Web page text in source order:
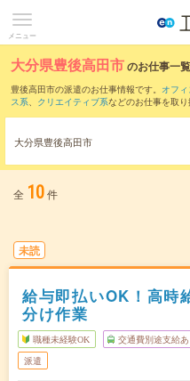
メニュー
大分県豊後高田市のお仕事一覧
豊後高田市の派遣のお仕事情報です。 オフ
ス系、 クリエイティブ系などのお仕事を取り
また、国東市・宇佐市 など隣接エ
大分県豊後高田市
全 10件
未読
給与即払いOK！高時
分け作業
職種未経験OK 交通費別途支給あ
派遣